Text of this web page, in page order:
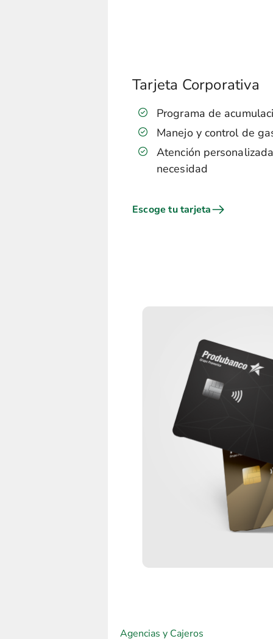
Tarjeta Corporativa
Programa de
Manejo y control de
Atención
necesidad
Escoge tu tarjeta
Agencias y Cajeros